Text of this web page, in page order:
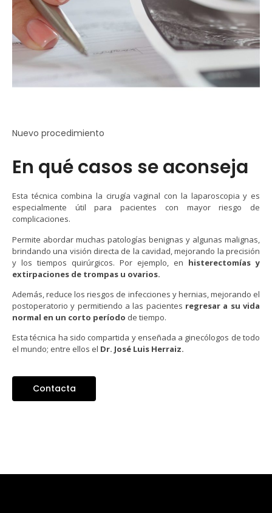
Nuevo procedimiento
En qué casos se aconseja
Esta técnica combina la cirugía vaginal con la laparoscopia y es
especialmente útil para pacientes con mayor riesgo de
complicaciones.
Permite abordar muchas patologías benignas y algunas malignas,
brindando una visión directa de la cavidad, mejorando la precisión
y los tiempos quirúrgicos. Por ejemplo, en histerectomías y
extirpaciones de trompas u ovarios.
Además, reduce los riesgos de infecciones y hernias, mejorando el
postoperatorio y permitiendo a las pacientes regresar a su vida
normal en un corto período de tiempo.
Esta técnica ha sido compartida y enseñada a ginecólogos de todo
el mundo; entre ellos el Dr. José Luis Herraiz.
Contacta